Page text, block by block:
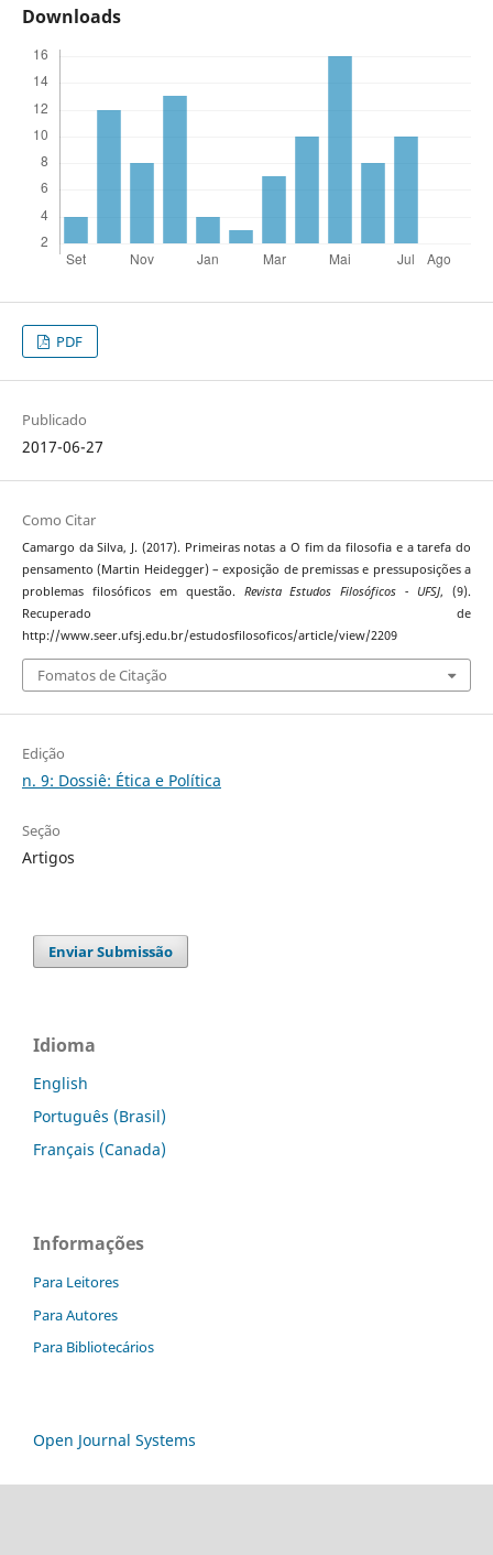
Downloads
PDF
Publicado
2017-06-27
Como Citar
Camargo da Silva, J. (2017). Primeiras notas a O fim da filosofia e a tarefa do
pensamento (Martin Heidegger) – exposição de premissas e pressuposições a
problemas filosóficos em questão. Revista Estudos Filosóficos - UFSJ, (9).
Recuperado de
http://www.seer.ufsj.edu.br/estudosfilosoficos/article/view/2209
Fomatos de Citação
Edição
n. 9: Dossiê: Ética e Política
Seção
Artigos
Enviar Submissão
Idioma
English
Português (Brasil)
Français (Canada)
Informações
Para Leitores
Para Autores
Para Bibliotecários
Open Journal Systems